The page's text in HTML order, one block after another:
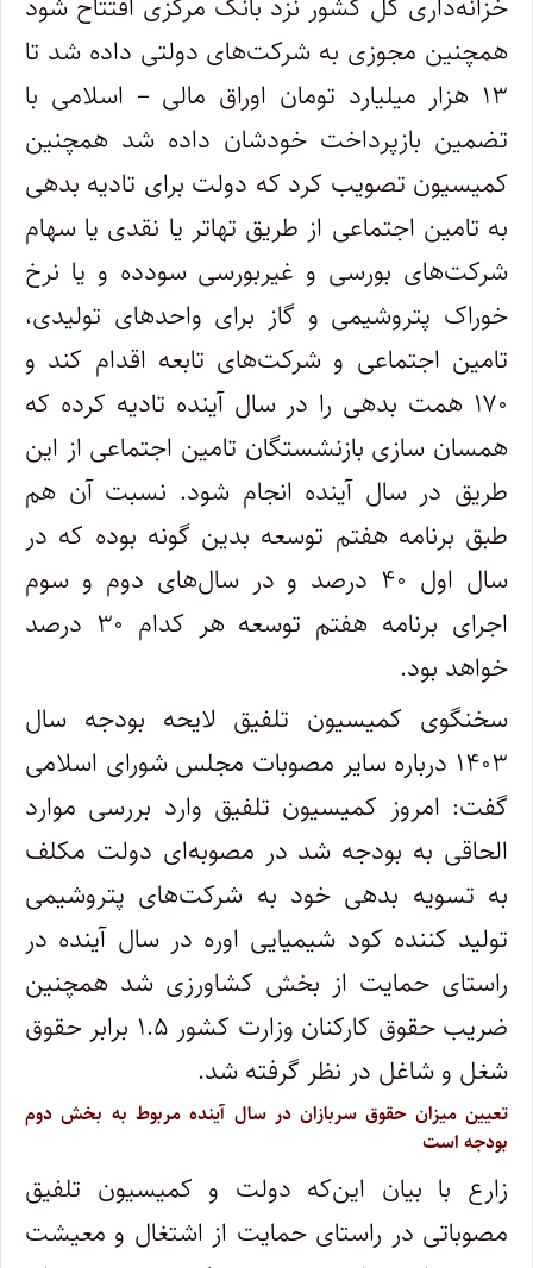
همچنین مجوزی به شرکت‌های دولتی داده شد تا
۱۳ هزار میلیارد تومان اوراق مالی – اسلامی با
تضمین بازپرداخت خودشان داده شد همچنین
کمیسیون تصویب کرد که دولت برای تادیه بدهی
به تامین اجتماعی از طریق تهاتر یا نقدی یا سهام
شرکت‌های بورسی و غیربورسی سودده و یا نرخ
خوراک پتروشیمی و گاز برای واحدهای تولیدی،
تامین اجتماعی و شرکت‌های تابعه اقدام کند و
۱۷۰ همت بدهی را در سال آینده تادیه کرده که
همسان سازی بازنشستگان تامین اجتماعی از این
طریق در سال آینده انجام شود. نسبت آن هم
طبق برنامه هفتم توسعه بدین گونه بوده که در
سال اول ۴۰ درصد و در سال‌های دوم و سوم
اجرای برنامه هفتم توسعه هر کدام ۳۰ درصد
خواهد بود.
سخنگوی کمیسیون تلفیق لایحه بودجه سال
۱۴۰۳ درباره سایر مصوبات مجلس شورای اسلامی
گفت: امروز کمیسیون تلفیق وارد بررسی موارد
الحاقی به بودجه شد در مصوبه‌ای دولت مکلف
به تسویه بدهی خود به شرکت‌های پتروشیمی
تولید کننده کود شیمیایی اوره در سال آینده در
راستای حمایت از بخش کشاورزی شد همچنین
ضریب حقوق کارکنان وزارت کشور ۱.۵ برابر حقوق
شغل و شاغل در نظر گرفته شد.
تعیین میزان حقوق سربازان در سال آینده مربوط به بخش دوم
بودجه است
زارع با بیان این‌که دولت و کمیسیون تلفیق
مصوباتی در راستای حمایت از اشتغال و معیشت